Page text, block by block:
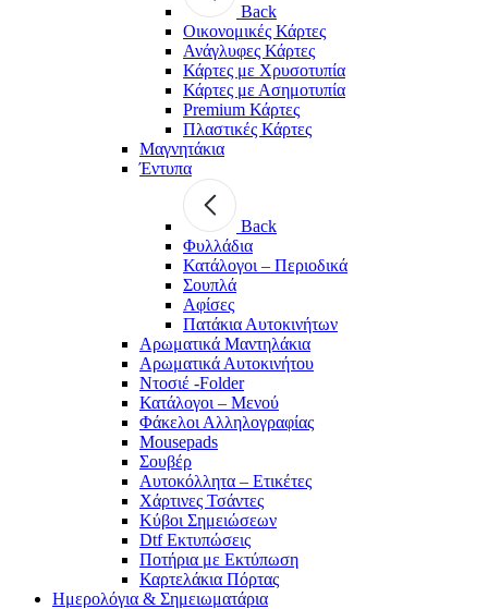
Back
Οικονομικές Κάρτες
Ανάγλυφες Κάρτες
Κάρτες με Χρυσοτυπία
Κάρτες με Ασημοτυπία
Premium Κάρτες
Πλαστικές Κάρτες
Μαγνητάκια
Έντυπα
Back
Φυλλάδια
Κατάλογοι – Περιοδικά
Σουπλά
Αφίσες
Πατάκια Αυτοκινήτων
Αρωματικά Μαντηλάκια
Αρωματικά Αυτοκινήτου
Ντοσιέ -Folder
Κατάλογοι – Μενού
Φάκελοι Αλληλογραφίας
Mousepads
Σουβέρ
Αυτοκόλλητα – Ετικέτες
Χάρτινες Τσάντες
Κύβοι Σημειώσεων
Dtf Εκτυπώσεις
Ποτήρια με Εκτύπωση
Καρτελάκια Πόρτας
Ημερολόγια & Σημειωματάρια